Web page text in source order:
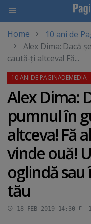
main
content
Home
10 ani de
Alex Dima: Dacă
caută-ţi altceva! Fă...
Alex Dima:
pumnul în
altceva! Fă
vinde ouă!
oglindă sau
tău
18 FEB 2019 14:30